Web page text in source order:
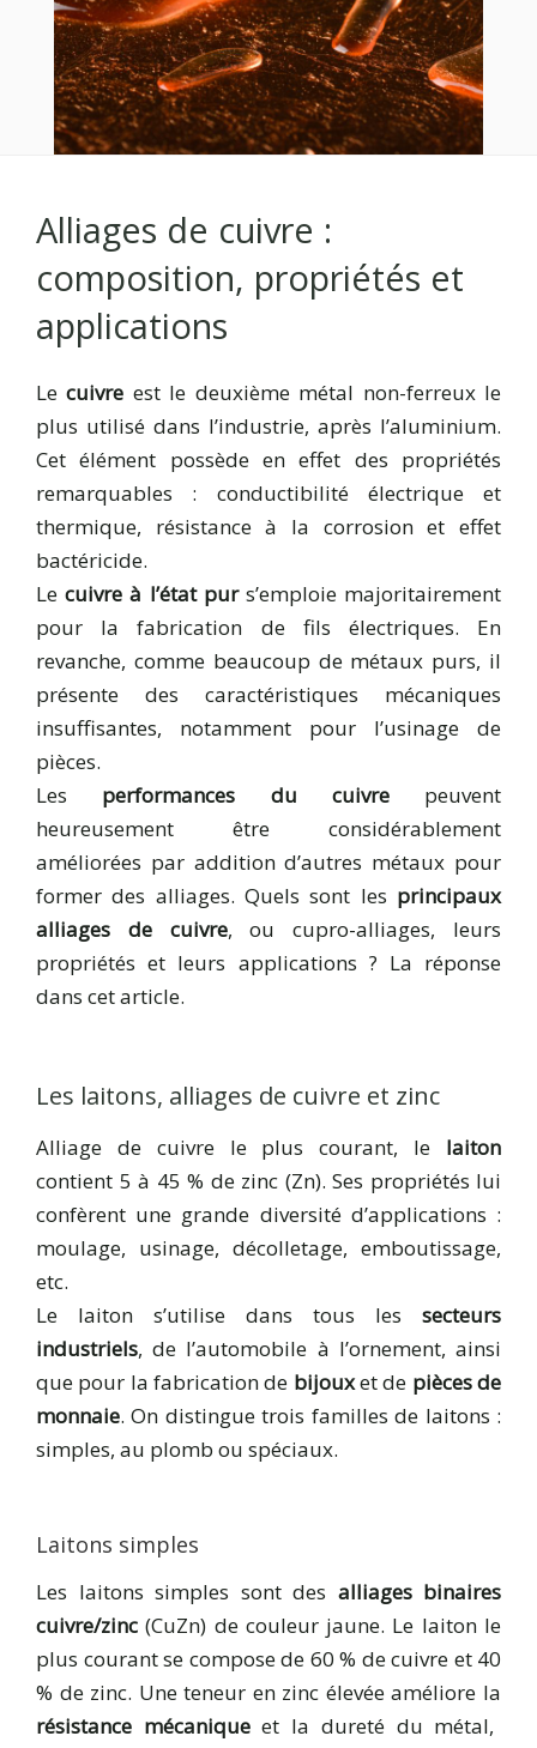
Alliages de cuivre :
composition, propriétés et
applications
Le cuivre est le deuxième métal non-ferreux le
plus utilisé dans l’industrie, après l’aluminium.
Cet élément possède en effet des propriétés
remarquables : conductibilité électrique et
thermique, résistance à la corrosion et effet
bactéricide.
Lecuivre à l’état pur s’emploie majoritairement
pour la fabrication de fils électriques. En
revanche, comme beaucoup de métaux purs, il
présente des caractéristiques mécaniques
insuffisantes, notamment pour l’usinage de
pièces.
Les performances du cuivre peuvent
heureusement être considérablement
améliorées par addition d’autres métaux pour
former des alliages. Quels sont les principaux
alliages de cuivre, ou cupro-alliages, leurs
propriétés et leurs applications ? La réponse
dans cet article.
Les laitons, alliages de cuivre et zinc
Alliage de cuivre le plus courant, le laiton
contient 5 à 45 % de zinc (Zn). Ses propriétés lui
confèrent une grande diversité d’applications :
moulage, usinage, décolletage, emboutissage,
etc.
Le laiton s’utilise dans tous les secteurs
industriels, de l’automobile à l’ornement, ainsi
que pour la fabrication de bijouxet de pièces de
monnaie. On distingue trois familles de laitons :
simples, au plomb ou spéciaux.
Laitons simples
Les laitons simples sont des alliages binaires
cuivre/zinc (CuZn) de couleur jaune. Le laiton le
plus courant se compose de 60 % de cuivre et 40
% de zinc. Une teneur en zinc élevée améliore la
résistance mécaniqueet la dureté du métal,